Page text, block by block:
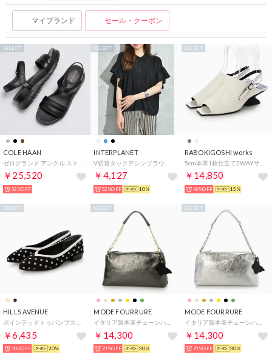
マイブランド セール・クーポン
COLE HAAN
￥25,520
SELECT
33%OFF
INTERPLANET
￥4,127
SELECT
52%OFF 10%
RABOKIGOSHI works
5cm本革1枚仕立て2WAYサンダル （ホワイト）
￥14,850
SELECT
46%OFF 15%
HILLS AVENUE
￥6,435
SELECT
70%OFF 20%
MODE FOURRURE
￥14,300
SELECT
73%OFF 30%
MODE FOURRURE
￥14,300
SELECT
73%OFF 30%